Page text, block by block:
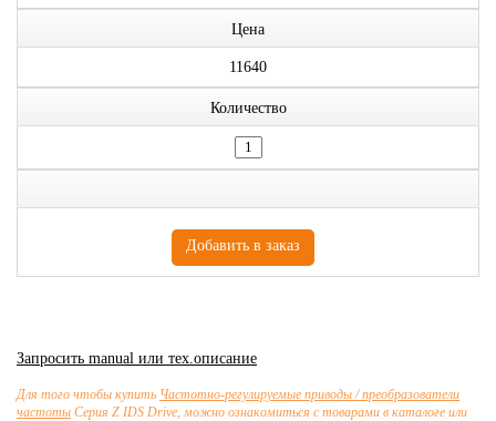
Цена
11640
Количество
Запросить manual или тех.описание
Для того чтобы купить Частотно-регулируемые приводы / преобразователи
частоты Серия Z IDS Drive, можно ознакомиться с товарами в каталоге или